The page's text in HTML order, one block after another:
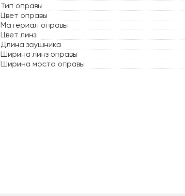
Тип оправы
Цвет оправы
Материал оправы
Цвет линз
Длина заушника
Ширина линз оправы
Ширина моста оправы